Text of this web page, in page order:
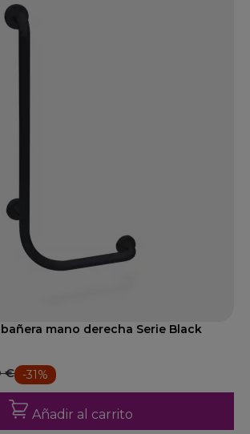
mano derecha Serie Black
€ -31%
Añadir al carrito